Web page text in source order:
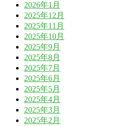
2026年1月
2025年12月
2025年11月
2025年10月
2025年9月
2025年8月
2025年7月
2025年6月
2025年5月
2025年4月
2025年3月
2025年2月